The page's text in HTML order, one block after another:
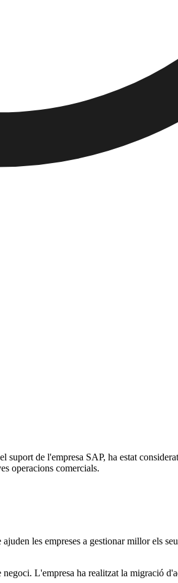
de l'empresa SAP, ha estat
operacions comercials.
les empreses a gestionar millor els
L'empresa ha realitzat la migració